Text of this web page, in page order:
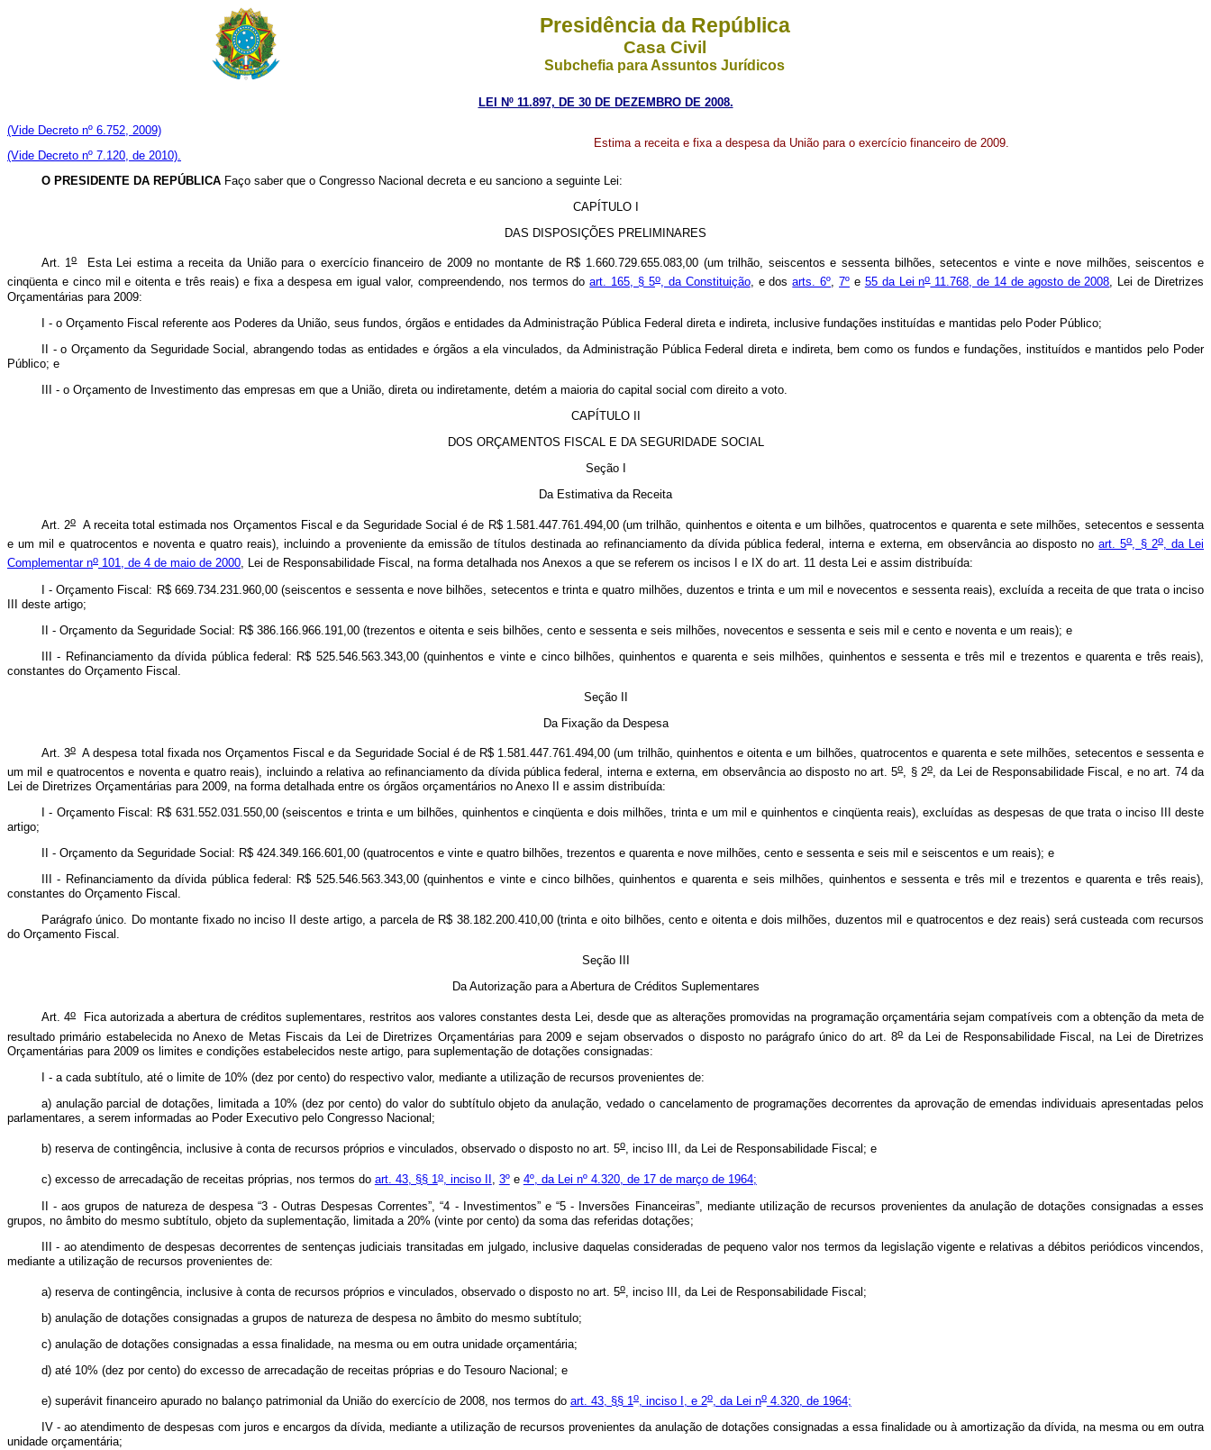
Presidência da República
Casa Civil
Subchefia para Assuntos Jurídicos
LEI Nº 11.897, DE 30 DE DEZEMBRO DE 2008.
(Vide Decreto nº 6.752, 2009)
(Vide Decreto nº 7.120, de 2010).
Estima a receita e fixa a despesa da União para o exercício financeiro de 2009.
O PRESIDENTE DA REPÚBLICA Faço saber que o Congresso Nacional decreta e eu sanciono a seguinte Lei:
CAPÍTULO I
DAS DISPOSIÇÕES PRELIMINARES
Art. 1oEsta Lei estima a receita da União para o exercício financeiro de 2009 no montante de R$ 1.660.729.655.083,00 (um trilhão, seiscentos e sessenta bilhões, setecentos e vinte e nove milhões, seiscentos e
cinqüenta e cinco mil e oitenta e três reais) e fixa a despesa em igual valor, compreendendo, nos termos doart. 165, § 5o, da Constituição, e dosarts. 6º,7º e 55 da Lei no11.768, de 14 de agosto de 2008, Lei de Diretrizes
Orçamentárias para 2009:
I - o Orçamento Fiscal referente aos Poderes da União, seus fundos, órgãos e entidades da Administração Pública Federal direta e indireta, inclusive fundações instituídas e mantidas pelo Poder Público;
II - o Orçamento da Seguridade Social, abrangendo todas as entidades e órgãos a ela vinculados, da Administração Pública Federal direta e indireta, bem como os fundos e fundações, instituídos e mantidos pelo Poder
Público; e
III - o Orçamento de Investimento das empresas em que a União, direta ou indiretamente, detém a maioria do capital social com direito a voto.
CAPÍTULO II
DOS ORÇAMENTOS FISCAL E DA SEGURIDADE SOCIAL
Seção I
Da Estimativa da Receita
Art. 2o
A receita total estimada nos Orçamentos Fiscal e da Seguridade Social é de R$ 1.581.447.761.494,00 (um trilhão, quinhentos e oitenta e um bilhões, quatrocentos e quarenta e sete milhões, setecentos e sessenta
e um mil e quatrocentos e noventa e quatro reais), incluindo a proveniente da emissão de títulos destinada ao refinanciamento da dívida pública federal, interna e externa, em observância ao disposto noart. 5o, § 2o, da Lei
Complementar no 101, de 4 de maio de 2000, Lei de Responsabilidade Fiscal, na forma detalhada nos Anexos a que se referem os incisos I e IX do art. 11 desta Lei e assim distribuída:
I - Orçamento Fiscal: R$ 669.734.231.960,00 (seiscentos e sessenta e nove bilhões, setecentos e trinta e quatro milhões, duzentos e trinta e um mil e novecentos e sessenta reais), excluída a receita de que trata o inciso
III deste artigo;
II - Orçamento da Seguridade Social: R$ 386.166.966.191,00 (trezentos e oitenta e seis bilhões, cento e sessenta e seis milhões, novecentos e sessenta e seis mil e cento e noventa e um reais); e
III - Refinanciamento da dívida pública federal: R$ 525.546.563.343,00 (quinhentos e vinte e cinco bilhões, quinhentos e quarenta e seis milhões, quinhentos e sessenta e três mil e trezentos e quarenta e três reais),
constantes do Orçamento Fiscal.
Seção II
Da Fixação da Despesa
Art. 3oA despesa total fixada nos Orçamentos Fiscal e da Seguridade Social é de R$ 1.581.447.761.494,00 (um trilhão, quinhentos e oitenta e um bilhões, quatrocentos e quarenta e sete milhões, setecentos e sessenta e
um mil e quatrocentos e noventa e quatro reais), incluindo a relativa ao refinanciamento da dívida pública federal, interna e externa, em observância ao disposto no art. 5o, § 2o, da Lei de Responsabilidade Fiscal, e no art. 74 da
Lei de Diretrizes Orçamentárias para 2009, na forma detalhada entre os órgãos orçamentários no Anexo II e assim distribuída:
I - Orçamento Fiscal: R$ 631.552.031.550,00 (seiscentos e trinta e um bilhões, quinhentos e cinqüenta e dois milhões, trinta e um mil e quinhentos e cinqüenta reais), excluídas as despesas de que trata o inciso III deste
artigo;
II - Orçamento da Seguridade Social: R$ 424.349.166.601,00 (quatrocentos e vinte e quatro bilhões, trezentos e quarenta e nove milhões, cento e sessenta e seis mil e seiscentos e um reais); e
III - Refinanciamento da dívida pública federal: R$ 525.546.563.343,00 (quinhentos e vinte e cinco bilhões, quinhentos e quarenta e seis milhões, quinhentos e sessenta e três mil e trezentos e quarenta e três reais),
constantes do Orçamento Fiscal.
Parágrafo único. Do montante fixado no inciso II deste artigo, a parcela de R$ 38.182.200.410,00 (trinta e oito bilhões, cento e oitenta e dois milhões, duzentos mil e quatrocentos e dez reais) será custeada com recursos
do Orçamento Fiscal.
Seção III
Da Autorização para a Abertura de Créditos Suplementares
Art. 4o
Fica autorizada a abertura de créditos suplementares, restritos aos valores constantes desta Lei, desde que as alterações promovidas na programação orçamentária sejam compatíveis com a obtenção da meta de
resultado primário estabelecida no Anexo de Metas Fiscais da Lei de Diretrizes Orçamentárias para 2009 e sejam observados o disposto no parágrafo único do art. 8oda Lei de Responsabilidade Fiscal, na Lei de Diretrizes
Orçamentárias para 2009 os limites e condições estabelecidos neste artigo, para suplementação de dotações consignadas:
I - a cada subtítulo, até o limite de 10% (dez por cento) do respectivo valor, mediante a utilização de recursos provenientes de:
a) anulação parcial de dotações, limitada a 10% (dez por cento) do valor do subtítulo objeto da anulação, vedado o cancelamento de programações decorrentes da aprovação de emendas individuais apresentadas pelos
parlamentares, a serem informadas ao Poder Executivo pelo Congresso Nacional;
b) reserva de contingência, inclusive à conta de recursos próprios e vinculados, observado o disposto no art. 5o, inciso III, da Lei de Responsabilidade Fiscal; e
c) excesso de arrecadação de receitas próprias, nos termos do art. 43, §§ 1o, inciso II , 3ºe 4º, da Lei nº 4.320, de 17 de março de 1964;
II - aos grupos de natureza de despesa “3 - Outras Despesas Correntes”, “4 - Investimentos” e “5 - Inversões Financeiras”, mediante utilização de recursos provenientes da anulação de dotações consignadas a esses
grupos, no âmbito do mesmo subtítulo, objeto da suplementação, limitada a 20% (vinte por cento) da soma das referidas dotações;
III - ao atendimento de despesas decorrentes de sentenças judiciais transitadas em julgado, inclusive daquelas consideradas de pequeno valor nos termos da legislação vigente e relativas a débitos periódicos vincendos,
mediante a utilização de recursos provenientes de:
a) reserva de contingência, inclusive à conta de recursos próprios e vinculados, observado o disposto no art. 5o, inciso III, da Lei de Responsabilidade Fiscal;
b) anulação de dotações consignadas a grupos de natureza de despesa no âmbito do mesmo subtítulo;
c) anulação de dotações consignadas a essa finalidade, na mesma ou em outra unidade orçamentária;
d) até 10% (dez por cento) do excesso de arrecadação de receitas próprias e do Tesouro Nacional; e
e) superávit financeiro apurado no balanço patrimonial da União do exercício de 2008, nos termos do art. 43, §§ 1o, inciso I, e 2o, da Lei no4.320, de 1964;
IV - ao atendimento de despesas com juros e encargos da dívida, mediante a utilização de recursos provenientes da anulação de dotações consignadas a essa finalidade ou à amortização da dívida, na mesma ou em outra
unidade orçamentária;